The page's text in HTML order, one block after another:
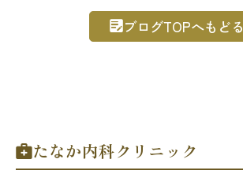
ブログTOPへもどる
たなか内科クリニック